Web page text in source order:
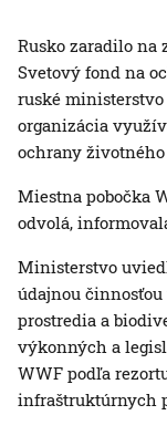
Rusko zaradilo na
Svetový fond na
ruské
organizácia
ochrany
Miestna pobočka
odvolá,
Ministerstvo
údajnou
prostredia a
výkonných a
WWF podľa
infraštruktúrnych